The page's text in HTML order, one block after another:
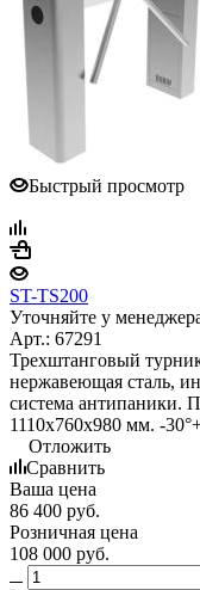
Быстрый просмотр
ST-TS200
Уточняйте у
Арт.: 67291
Трехштанговый
нержавеющая сталь,
система антипаники.
1110х760х980 мм. -
Отложить
Сравнить
Ваша цена
86 400 руб.
Розничная цена
108 000 руб.